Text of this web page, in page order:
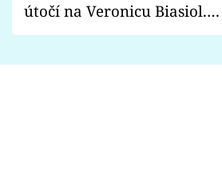
útočí na Veronicu Biasiol.
Proč je podle nich falešná a